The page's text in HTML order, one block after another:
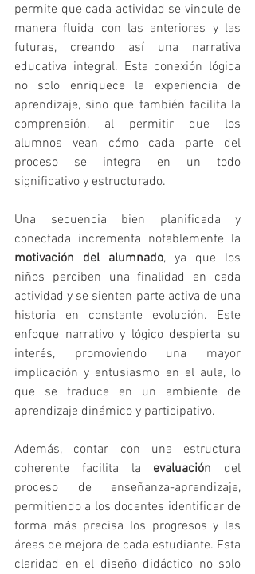
permite que cada actividad se vincule de
manera fluida con las anteriores y las
futuras, creando así una narrativa
educativa integral. Esta conexión lógica
no solo enriquece la experiencia de
aprendizaje, sino que también facilita la
comprensión, al permitir que los
alumnos vean cómo cada parte del
proceso se integra en un todo
significativo y estructurado.
Una secuencia bien planificada y
motivación del alumnado, ya que los
niños perciben una finalidad en cada
actividad y se sienten parte activa de una
historia en constante evolución. Este
enfoque narrativo y lógico despierta su
interés, promoviendo una mayor
implicación y entusiasmo en el aula, lo
que se traduce en un ambiente de
aprendizaje dinámico y participativo.
Además, contar con una estructura
coherente facilita la evaluación del
proceso de enseñanza-aprendizaje,
permitiendo a los docentes identificar de
forma más precisa los progresos y las
áreas de mejora de cada estudiante. Esta
claridad en el diseño didáctico no solo